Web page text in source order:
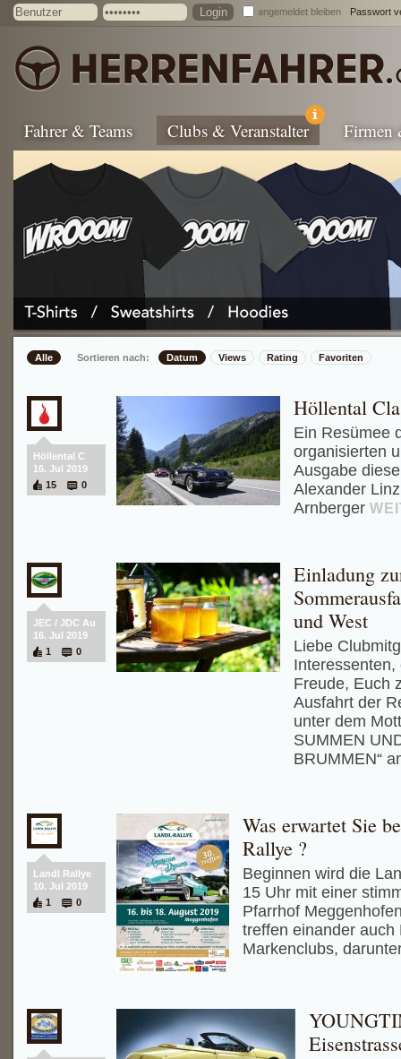
angemeldet bleiben Passwort
Fahrer & Teams Clubs & Veranstalter Firmen
Alle Sortieren nach: Datum Views Rating Favoriten
Höllental C
16. Jul 2019
15
0
Höllental
Ein Resümee
organisierten
Ausgabe
Alexander
Arnberger
JEC / JDC Au
16. Jul 2019
1
0
Einladung
und West
Liebe
Freude, Euch
Ausfahrt der
unter dem
SUMMEN
BRUMMEN“
Landl Rallye
10. Jul 2019
1
0
Was erwartet Sie
Rallye ?
Beginnen wird die
15 Uhr mit einer
Pfarrhof
treffen einander auch
Markenclubs,